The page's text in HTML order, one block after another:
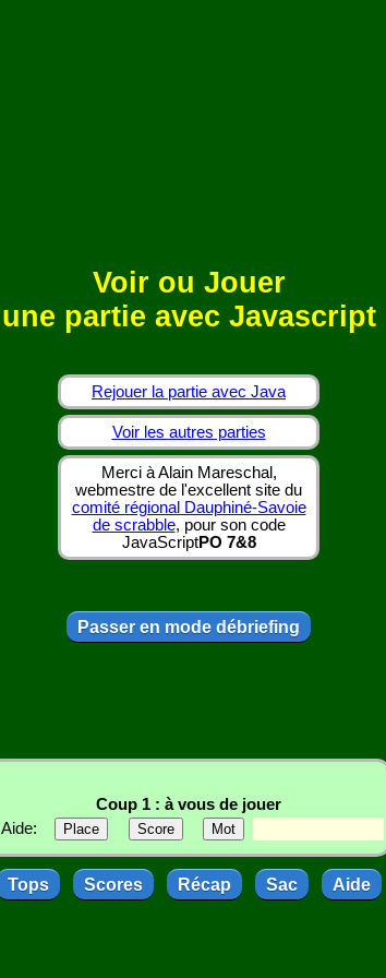
Voir ou Jouer
une partie avec Javascript
Rejouer la partie avec Java
Voir les autres parties
Merci à Alain Mareschal,
webmestre de l'excellent site du
comité régional Dauphiné-Savoie
de scrabble, pour son code
JavaScriptPO 7&8
Passer en mode débriefing
Coup 1 : à vous de jouer
Aide:
Tops Scores Récap Sac Aide